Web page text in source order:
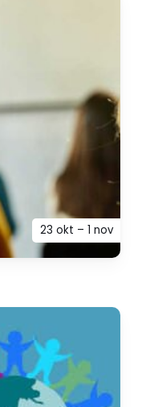
23 okt – 1 nov